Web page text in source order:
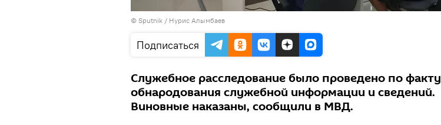
© Sputnik / Нурис Алымбаев
Подписаться
Служебное расследование было проведено по факту
обнародования служебной информации и сведений.
Виновные наказаны, сообщили в МВД.